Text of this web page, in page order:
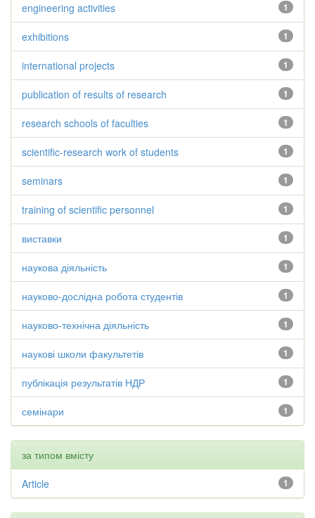
1
engineering activities
1
exhibitions
1
international projects
1
publication of results of research
1
research schools of faculties
1
scientific-research work of students
1
seminars
1
training of scientific personnel
1
виставки
1
наукова діяльність
1
науково-дослідна робота студентів
1
науково-технічна діяльність
1
наукові школи факультетів
1
публікація результатів НДР
1
семінари
за типом вмісту
1
Article